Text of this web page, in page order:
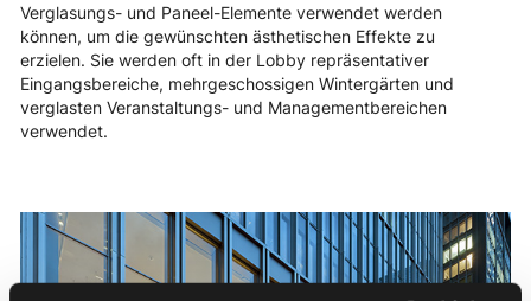
Verglasungs- und Paneel-Elemente verwendet werden
können, um die gewünschten ästhetischen Effekte zu
erzielen. Sie werden oft in der Lobby repräsentativer
Eingangsbereiche, mehrgeschossigen Wintergärten und
verglasten Veranstaltungs- und Managementbereichen
verwendet.